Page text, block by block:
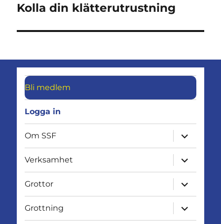
Nästa
Kolla din klätterutrustning
Bli medlem
Logga in
Om SSF
expandera
Verksamhet
expandera
Grottor
expandera
Grottning
expandera